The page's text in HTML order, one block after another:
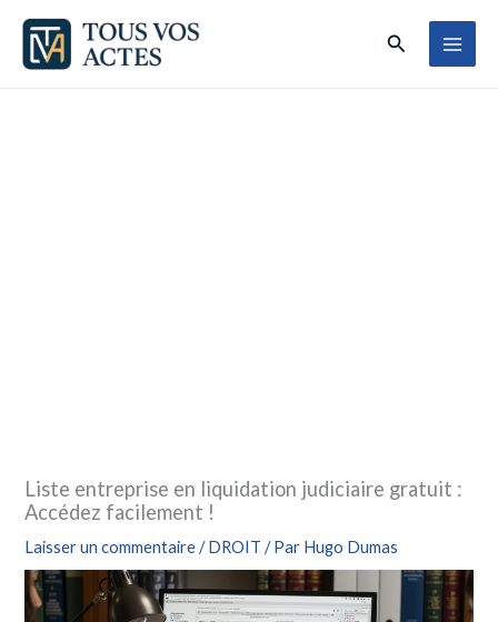
Aller
contenu
Rechercher
Liste entreprise en liquidation judiciaire gratuit :
Accédez facilement !
Laisser un commentaire /DROIT / Par Hugo Dumas